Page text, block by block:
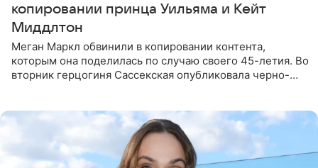
копировании принца Уильяма и Кейт
Миддлтон
Меган Маркл обвинили в копировании контента,
которым она поделилась по случаю своего 45-летия. Во
вторник герцогиня Сассекская опубликовала черно-